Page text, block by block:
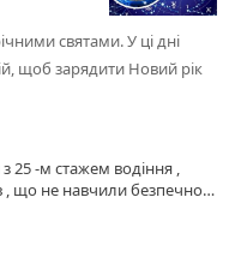
святами. У ці дні
щоб зарядити Новий рік
25 -м стажем водіння ,
, що не навчили безпечно
не можна хвилинку
авто будуть ще далеко ,